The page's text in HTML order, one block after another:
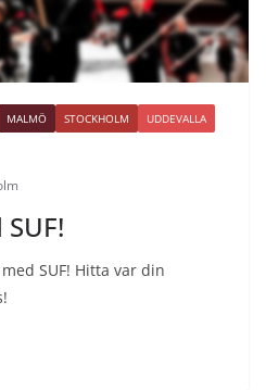
MALMÖ STOCKHOLM
UDDEVALLA
SUF! Hitta var din